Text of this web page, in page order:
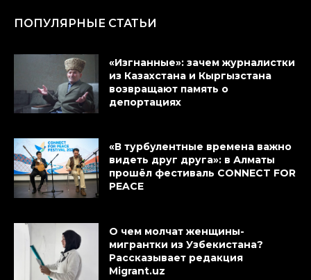
ПОПУЛЯРНЫЕ СТАТЬИ
«Изгнанные»: зачем журналистки
из Казахстана и Кыргызстана
возвращают память о
депортациях
«В турбулентные времена важно
видеть друг друга»: в Алматы
прошёл фестиваль CONNECT FOR
PEACE
О чем молчат женщины-
мигрантки из Узбекистана?
Рассказывает редакция
Migrant.uz